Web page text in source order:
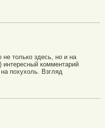
только здесь, но и на
комментарий
похухоль. Взгляд